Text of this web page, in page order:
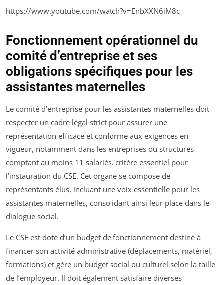
https://www.youtube.com/watch?v=EnbXXN6iM8c
Fonctionnement opérationnel du
comité d’entreprise et ses
obligations spécifiques pour les
assistantes maternelles
Le comité d’entreprise pour les assistantes maternelles doit
respecter un cadre légal strict pour assurer une
représentation efficace et conforme aux exigences en
vigueur, notamment dans les entreprises ou structures
comptant au moins 11 salariés, critère essentiel pour
l’instauration du CSE. Cet organe se compose de
représentants élus, incluant une voix essentielle pour les
assistantes maternelles, consolidant ainsi leur place dans le
dialogue social.
Le CSE est doté d’un budget de fonctionnement destiné à
financer son activité administrative (déplacements, matériel,
formations) et gère un budget social ou culturel selon la taille
de l’employeur. Il doit également satisfaire diverses